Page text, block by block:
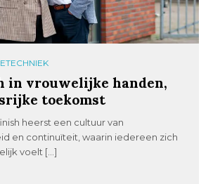
in vrouwelijke handen,
toekomst
heerst een cultuur van
en continuïteit, waarin iedereen zich
voelt […]